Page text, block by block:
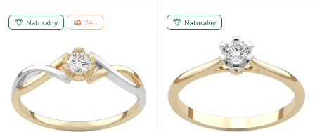
Naturalny 24h Naturalny